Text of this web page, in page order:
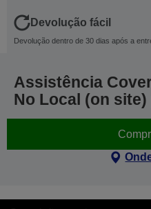
Devolução fácil
Devolução dentro de 30 dias após a
Assistência
No Local (on site)